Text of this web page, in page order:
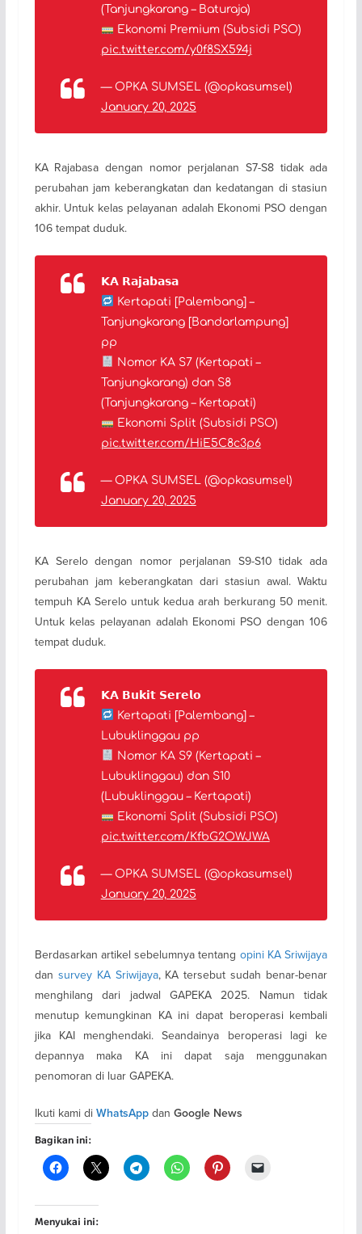
(Tanjungkarang – Baturaja)
Ekonomi Premium (Subsidi PSO)
pic.twitter.com/y0f8SX594j
— OPKA SUMSEL (@opkasumsel)
January 20, 2025
KA Rajabasa dengan nomor perjalanan S7-S8 tidak ada
perubahan jam keberangkatan dan kedatangan di stasiun
akhir. Untuk kelas pelayanan adalah Ekonomi PSO dengan
106 tempat duduk.
𝗞𝗔 𝗥𝗮𝗷𝗮𝗯𝗮𝘀𝗮
Kertapati [Palembang] –
Tanjungkarang [Bandarlampung]
pp
Nomor KA S7 (Kertapati –
Tanjungkarang) dan S8
(Tanjungkarang – Kertapati)
Ekonomi Split (Subsidi PSO)
pic.twitter.com/HiE5C8c3p6
— OPKA SUMSEL (@opkasumsel)
January 20, 2025
KA Serelo dengan nomor perjalanan S9-S10 tidak ada
perubahan jam keberangkatan dari stasiun awal. Waktu
tempuh KA Serelo untuk kedua arah berkurang 50 menit.
Untuk kelas pelayanan adalah Ekonomi PSO dengan 106
tempat duduk.
𝗞𝗔 𝗕𝘂𝗸𝗶𝘁 𝗦𝗲𝗿𝗲𝗹𝗼
Kertapati [Palembang] –
Lubuklinggau pp
Nomor KA S9 (Kertapati –
Lubuklinggau) dan S10
(Lubuklinggau – Kertapati)
Ekonomi Split (Subsidi PSO)
pic.twitter.com/KfbG2OWJWA
— OPKA SUMSEL (@opkasumsel)
January 20, 2025
Berdasarkan artikel sebelumnya tentang opini KA Sriwijaya
dan survey KA Sriwijaya, KA tersebut sudah benar-benar
menghilang dari jadwal GAPEKA 2025. Namun tidak
menutup kemungkinan KA ini dapat beroperasi kembali
jika KAI menghendaki. Seandainya beroperasi lagi ke
depannya maka KA ini dapat saja menggunakan
penomoran di luar GAPEKA.
Ikuti kami di WhatsAppdan Google News
Bagikan ini:
Menyukai ini: